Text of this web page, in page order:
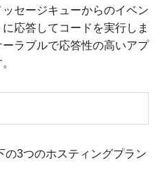
セージキューからのイベン
応答してコードを実行しま
ラブルで応答性の高いアプ
3つのホスティングプラン